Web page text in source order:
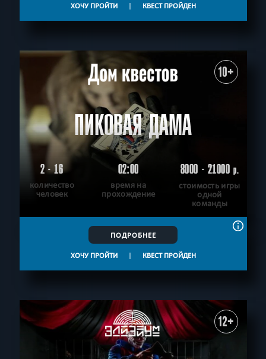
ХОЧУ ПРОЙТИ | КВЕСТ ПРОЙДЕН
10+
ПИКОВАЯ ДАМА
2 - 16
количество
человек
02:00
время на
прохождение
8000 - 21000р.
стоимость игры
одной
команды
ПОДРОБНЕЕ
ХОЧУ ПРОЙТИ | КВЕСТ ПРОЙДЕН
12+